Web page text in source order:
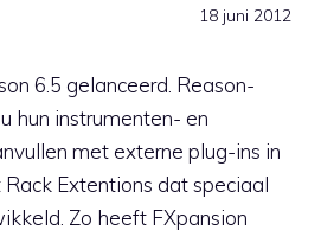
18 juni 2012
6.5 gelanceerd. Reason-
hun instrumenten- en
met externe plug-ins in
Extentions dat speciaal
Zo heeft FXpansion